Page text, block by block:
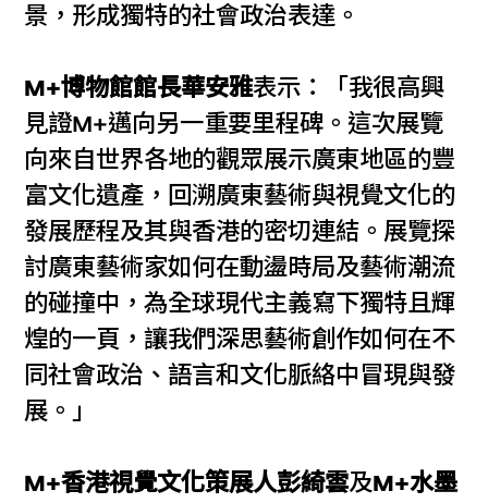
景，形成獨特的社會政治表達。
M+博物館館長華安雅表示：「我很高興
見證M+邁向另一重要里程碑。這次展覽
向來自世界各地的觀眾展示廣東地區的豐
富文化遺產，回溯廣東藝術與視覺文化的
發展歷程及其與香港的密切連結。展覽探
討廣東藝術家如何在動盪時局及藝術潮流
的碰撞中，為全球現代主義寫下獨特且輝
煌的一頁，讓我們深思藝術創作如何在不
同社會政治、語言和文化脈絡中冒現與發
展。」
M+香港視覺文化策展人彭綺雲及M+水墨